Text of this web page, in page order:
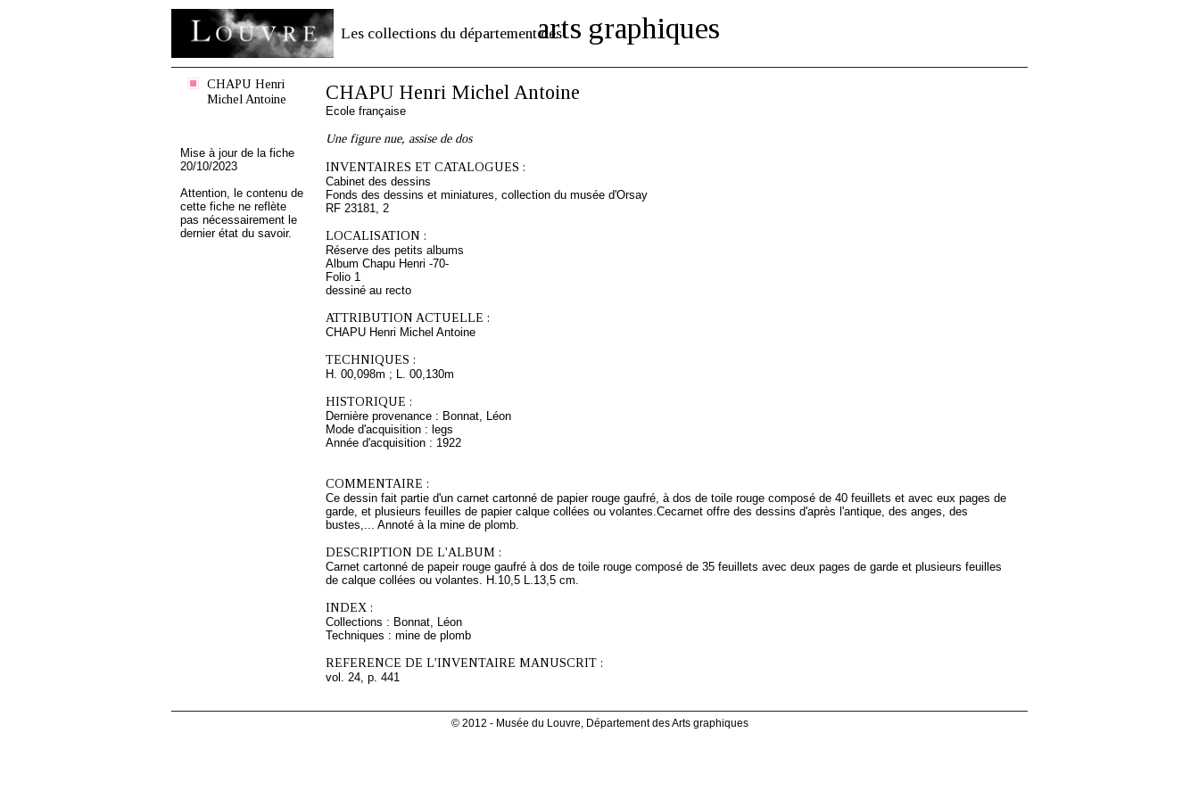
Les collections du département desarts graphiques
CHAPU Henri
Michel Antoine
Mise à jour de la fiche
20/10/2023
Attention, le contenu de
cette fiche ne reflète
pas nécessairement le
dernier état du savoir.
CHAPU Henri Michel Antoine
Ecole française
Une figure nue, assise de dos
INVENTAIRES ET CATALOGUES :
Cabinet des dessins
Fonds des dessins et miniatures, collection du musée d'Orsay
RF 23181, 2
LOCALISATION :
Réserve des petits albums
Album Chapu Henri -70-
Folio 1
dessiné au recto
ATTRIBUTION ACTUELLE :
CHAPU Henri Michel Antoine
TECHNIQUES :
H. 00,098m ; L. 00,130m
HISTORIQUE :
Dernière provenance : Bonnat, Léon
Mode d'acquisition : legs
Année d'acquisition : 1922
COMMENTAIRE :
Ce dessin fait partie d'un carnet cartonné de papier rouge gaufré, à dos de toile rouge composé de 40 feuillets et avec eux pages de
garde, et plusieurs feuilles de papier calque collées ou volantes.Cecarnet offre des dessins d'après l'antique, des anges, des
bustes,... Annoté à la mine de plomb.
DESCRIPTION DE L'ALBUM :
Carnet cartonné de papeir rouge gaufré à dos de toile rouge composé de 35 feuillets avec deux pages de garde et plusieurs feuilles
de calque collées ou volantes. H.10,5 L.13,5 cm.
INDEX :
Collections : Bonnat, Léon
Techniques : mine de plomb
REFERENCE DE L'INVENTAIRE MANUSCRIT :
vol. 24, p. 441
© 2012 - Musée du Louvre, Département des Arts graphiques